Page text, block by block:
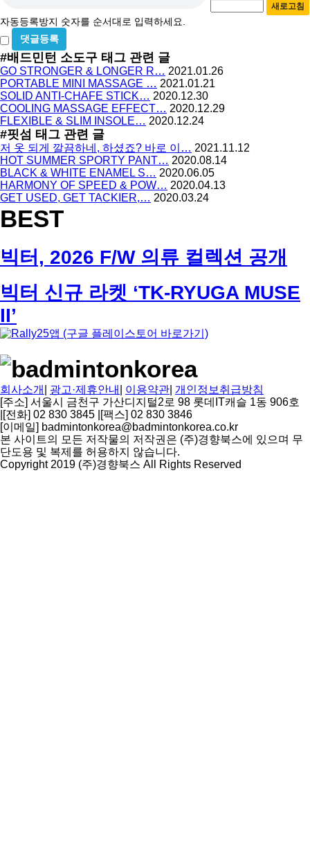
수
록
방
지
새로고침
자동등록방지 숫자를 순서대로 입력하세요.
비
밀
글
사
용
#배드민턴 소도구 태그 관련 글
GO STRONGER & LONGER R… 2021.01.26
PORTABLE MINI MASSAGE … 2021.01.21
SOLID ANTI-CHAFE STICK… 2020.12.30
COOLING MASSAGE EFFECT… 2020.12.29
FLEXIBLE & SLIM INSOLE… 2020.12.24
#핏섬 태그 관련 글
저 옷 되게 깔끔하네, 하셨죠? 바로 이… 2021.11.12
HOT SUMMER SPORTY PANT… 2020.08.14
BLACK & WHITE ENAMEL S… 2020.06.05
HARMONY OF SPEED & POW… 2020.04.13
GET USED, GET TACKIER,… 2020.03.24
BEST
빅터, 2026 F/W 의류 컬렉션 공개
빅터 신규 라켓 ‘TK-RYUGA MUSE
II’
회사소개 광고·제휴안내 이용약관 개인정보취급방침
[주소] 서울시 금천구 가산디지털2로 98 롯데IT캐슬 1동 906호
[전화] 02 830 3845 [팩스] 02 830 3846
[이메일] badmintonkorea@badmintonkorea.co.kr
본 사이트의 모든 저작물의 저작권은 (주)경향북스에 있으며 무
단도용 및 복제를 허용하지 않습니다.
Copyright 2019 (주)경향북스 All Rights Reserved